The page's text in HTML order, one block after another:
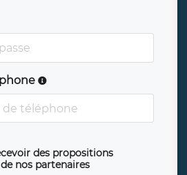
des propositions
nos partenaires